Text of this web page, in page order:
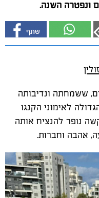
ונפטרה השנה.
ששמחתה ונדיבותה
לאימוני הקנגו
נופר להנציח אותה
אהבה וחברות.